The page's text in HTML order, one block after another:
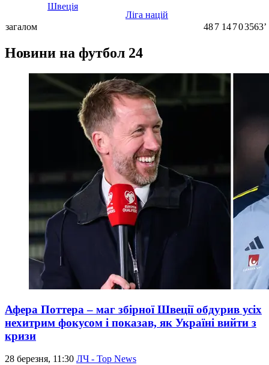
Швеція
Ліга націй
загалом 487 14703563ʼ
Новини на футбол 24
Афера Поттера – маг збірної Швеції обдурив усіх
нехитрим фокусом і показав, як Україні вийти з
кризи
28 березня, 11:30 ЛЧ - Top News